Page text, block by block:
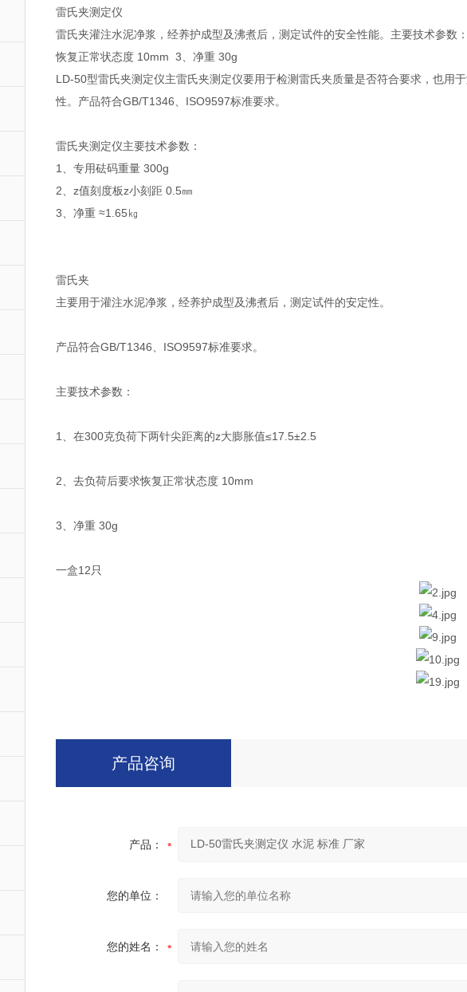
雷氏夹测定仪
雷氏夹灌注水泥净浆，经养护成型及沸煮后，测定试件的安全性能。主要技术参
恢复正常状态度 10mm 3、净重 30g
LD-50型雷氏夹测定仪主雷氏夹测定仪要用于检测雷氏夹质量是否符合要求，也用
性。产品符合GB/T1346、ISO9597标准要求。
雷氏夹测定仪主要技术参数：
1、专用砝码重量 300g
2、z值刻度板z小刻距 0.5㎜
3、净重 ≈1.65㎏
雷氏夹
主要用于灌注水泥净浆，经养护成型及沸煮后，测定试件的安定性。
产品符合GB/T1346、ISO9597标准要求。
主要技术参数：
1、在300克负荷下两针尖距离的z大膨胀值≤17.5±2.5
2、去负荷后要求恢复正常状态度 10mm
3、净重 30g
一盒12只
产品咨询
产品：
您的单位：
您的姓名：